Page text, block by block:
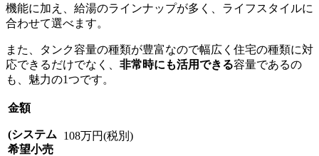
機能に加え、給湯のラインナップが多く、ライフスタイルに
合わせて選べます。
また、タンク容量の種類が豊富なので幅広く住宅の種類に対
応できるだけでなく、 非常時にも活用できる容量であるの
も、魅力の1つです。
金額
(システム
希望小売
108万円(税別)